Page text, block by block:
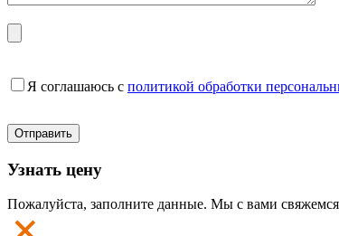
Я соглашаюсь с политикой обработки
Узнать цену
Пожалуйста, заполните данные. Мы с вами